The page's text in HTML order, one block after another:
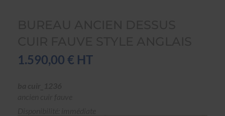
1.590,00 € HT